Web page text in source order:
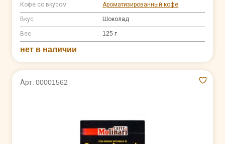
Кофе со вкусом Ароматизированный кофе
Вкус Шоколад
Вес 125 г
нет в наличии
Арт. 00001562